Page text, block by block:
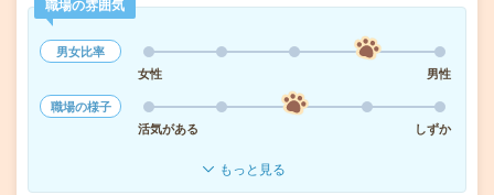
職場の雰囲気
男女比率
女性
男性
職場の様子
活気がある
しずか
もっと見る